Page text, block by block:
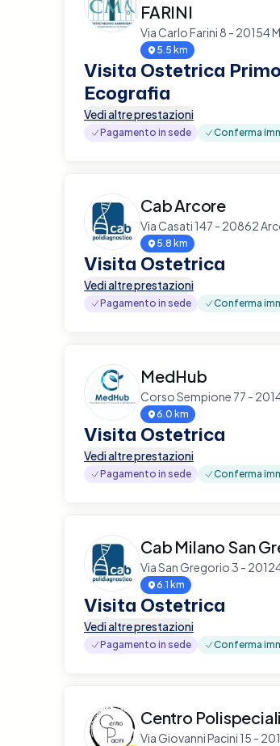
FARINI
Via Carlo Farini 8 - 20154
5.5 km
Visita Ostetrica
Ecografia
Vedi altre prestazioni
Pagamento in sede Conferma
Cab Arcore
Via Casati 147 - 20862
5.8 km
Visita Ostetrica
Vedi altre prestazioni
Pagamento in sede Conferma
MedHub
Corso Sempione 77 -
6.0 km
Visita Ostetrica
Vedi altre prestazioni
Pagamento in sede Conferma
Cab Milano San
Via San Gregorio 3 -
6.1 km
Visita Ostetrica
Vedi altre prestazioni
Pagamento in sede Conferma
Centro
Via Giovanni Pacini 15 -